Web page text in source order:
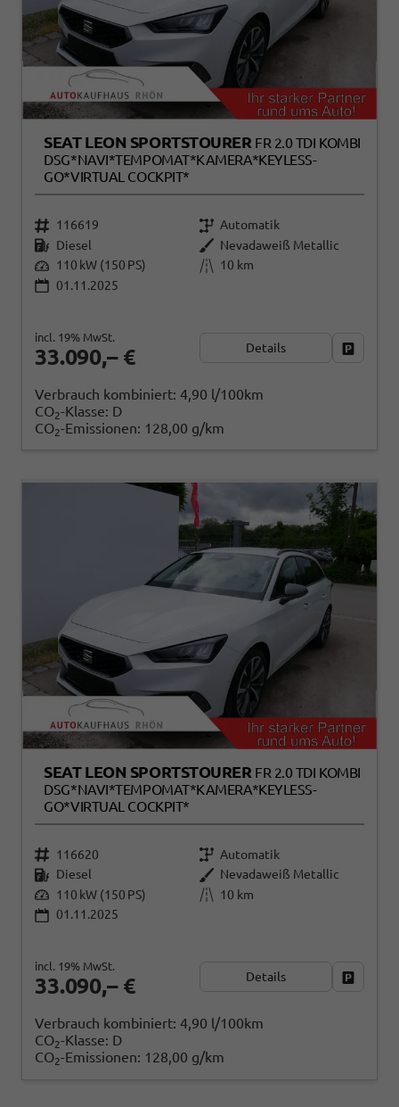
SEAT LEON SPORTSTOURER FR 2.0 TDI KOMBI
DSG*NAVI*TEMPOMAT*KAMERA*KEYLESS-
GO*VIRTUAL COCKPIT*
116619
Automatik
Diesel
Nevadaweiß Metallic
110 kW (150 PS)
10 km
01.11.2025
33.090,– €
incl. 19% MwSt.
Details
Verbrauch kombiniert:4,90 l/100km
CO2-Klasse: D
CO2-Emissionen: 128,00 g/km
SEAT LEON SPORTSTOURER FR 2.0 TDI KOMBI
DSG*NAVI*TEMPOMAT*KAMERA*KEYLESS-
GO*VIRTUAL COCKPIT*
116620
Automatik
Diesel
Nevadaweiß Metallic
110 kW (150 PS)
10 km
01.11.2025
33.090,– €
incl. 19% MwSt.
Details
Verbrauch kombiniert:4,90 l/100km
CO2-Klasse: D
CO2-Emissionen: 128,00 g/km